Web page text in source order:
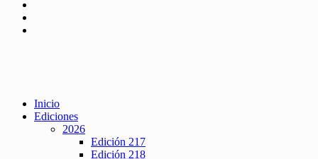
Inicio
Ediciones
2026
Edición 217
Edición 218